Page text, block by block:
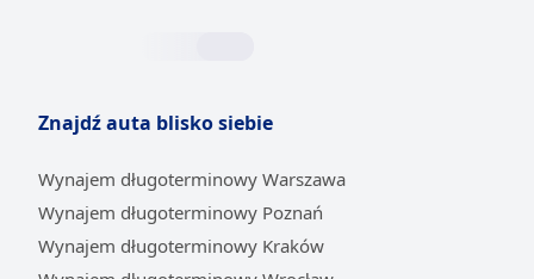
Znajdź auta blisko siebie
Wynajem długoterminowy Warszawa
Wynajem długoterminowy Poznań
Wynajem długoterminowy Kraków